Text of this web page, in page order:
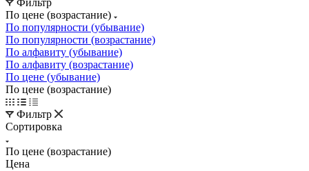
По цене (возрастание)
По популярности (убывание)
По популярности (возрастание)
По алфавиту (убывание)
По алфавиту (возрастание)
По цене (убывание)
По цене (возрастание)
Фильтр
Сортировка
По цене (возрастание)
Цена